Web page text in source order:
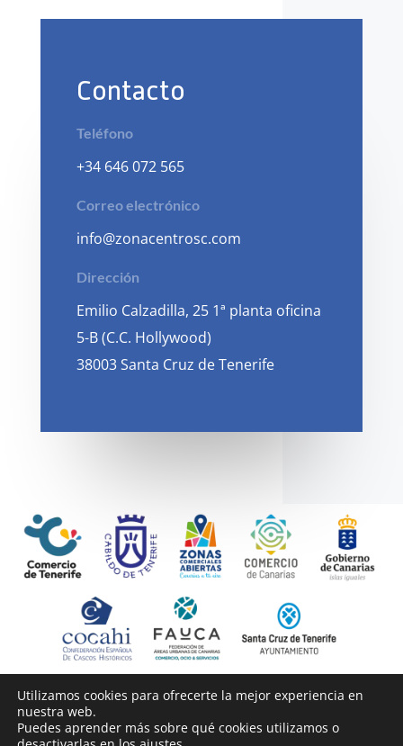
Contacto
Teléfono
+34 646 072 565
Correo electrónico
info@zonacentrosc.com
Dirección
Emilio Calzadilla, 25 1ª planta oficina
5-B (C.C. Hollywood)
38003 Santa Cruz de Tenerife
Copyright © 2025 zonacentro
| Todos los derechos reservados
|Aviso Legal y Condiciones de uso|Política de Privacidad
Utilizamos cookies para ofrecerte la mejor experiencia en
nuestra web.
Puedes aprender más sobre qué cookies utilizamos o